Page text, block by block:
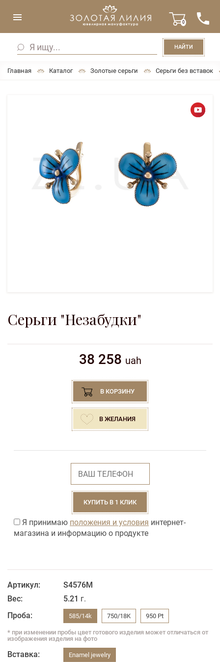
0
НАЙТИ
Главная Каталог Золотые серьги Серьги без вставок
Серьги "Незабудки"
38 258 uah
В КОРЗИНУ
В ЖЕЛАНИЯ
КУПИТЬ В 1 КЛИК
Я принимаю положения и условия интернет-
магазина и информацию о продукте
Артикул:
S4576M
Вес:
5.21 г.
Проба:
585/14k 750/18K 950 Pt
* при изменении пробы цвет готового изделия может отличаться от
изображения изделия на фото
Вставка: Enamel jewelry